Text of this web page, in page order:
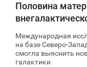
Половина
Международная
на базе Северо-
смогла выяснить
галактики